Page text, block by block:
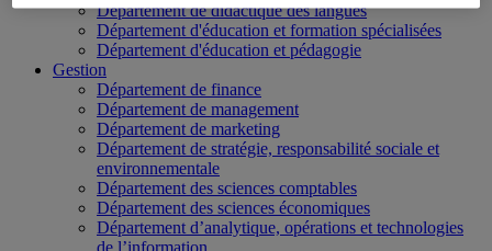
Département de didactique des langues
Département d'éducation et formation spécialisées
Département d'éducation et pédagogie
Gestion
Département de finance
Département de management
Département de marketing
Département de stratégie, responsabilité sociale et
environnementale
Département des sciences comptables
Département des sciences économiques
Département d’analytique, opérations et technologies
de l’information